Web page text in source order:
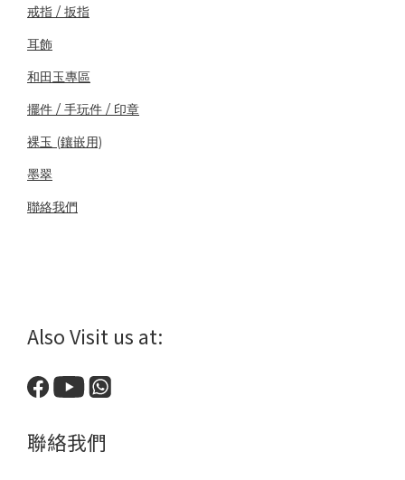
戒指 / 扳指
耳飾
和田玉專區
擺件 / 手玩件 / 印章
裸玉 (鑲嵌用)
墨翠
聯絡我們
Also Visit us at:
聯絡我們